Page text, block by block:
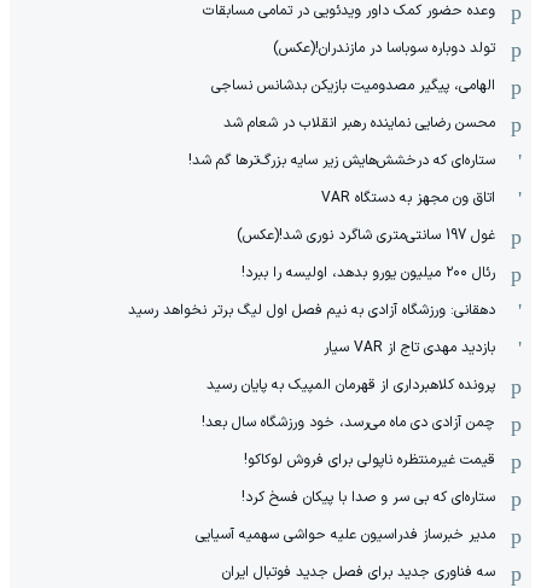
وعده حضور کمک داور ویدئویی در تمامی مسابقات
تولد دوباره سوباسا در مازندران!(عکس)
الهامی، پیگیر مصدومیت بازیکن بدشانس نساجی
محسن رضایی نماینده رهبر انقلاب در شعام شد
ستاره‌ای که درخشش‌هایش زیر سایه بزرگ‌ترها گم شد!
اتاق ون مجهز به دستگاه VAR
غول 197 سانتی‌متری شاگرد نوری شد!(عکس)
رئال ۲۰۰ میلیون یورو بدهد، اولیسه را ببرد!
دهقانی: ورزشگاه آزادی به نیم فصل اول لیگ برتر نخواهد رسید
بازدید مهدی تاج از VAR سیار
پرونده کلاهبرداری از قهرمان المپیک به پایان رسید
چمن آزادی دی ماه می‌رسد، خود ورزشگاه سال بعد!
قیمت غیرمنتظره ناپولی برای فروش لوکاکو!
ستاره‌ای که بی سر و صدا با پیکان فسخ کرد!
مدیر خبرساز فدراسیون علیه حواشی سهمیه آسیایی
سه فناوری جدید برای فصل جدید فوتبال ایران